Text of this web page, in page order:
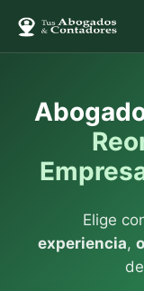
Elige
experiencia,